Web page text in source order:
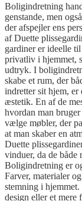
Boligindretning
genstande, men
der afspejler ens
af Duette
gardiner er ideelle
privatliv i hjemmet,
udtryk. I
skabe et rum, der
indretter sit hjem,
æstetik. En af de
hvordan man
vælge møbler, der
at man skaber en
Duette
vinduer, da de både
Boligindretning er
Farver, materialer
stemning i
design eller et